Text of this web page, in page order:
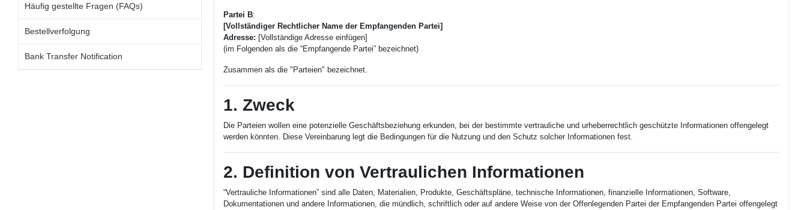
Häufig gestellte Fragen (FAQs)
Bestellverfolgung
Bank Transfer Notification
Partei B:
[Vollständiger Rechtlicher Name der Empfangenden Partei]
Adresse: [Vollständige Adresse einfügen]
(im Folgenden als die “Empfangende Partei” bezeichnet)
Zusammen als die "Parteien" bezeichnet.
1. Zweck
Die Parteien wollen eine potenzielle Geschäftsbeziehung erkunden, bei der bestimmte vertrauliche und urheberrechtlich geschützte Informationen offengelegt
werden könnten. Diese Vereinbarung legt die Bedingungen für die Nutzung und den Schutz solcher Informationen fest.
2. Definition von Vertraulichen Informationen
“Vertrauliche Informationen” sind alle Daten, Materialien, Produkte, Geschäftspläne, technische Informationen, finanzielle Informationen, Software,
Dokumentationen und andere Informationen, die mündlich, schriftlich oder auf andere Weise von der Offenlegenden Partei der Empfangenden Partei offengelegt